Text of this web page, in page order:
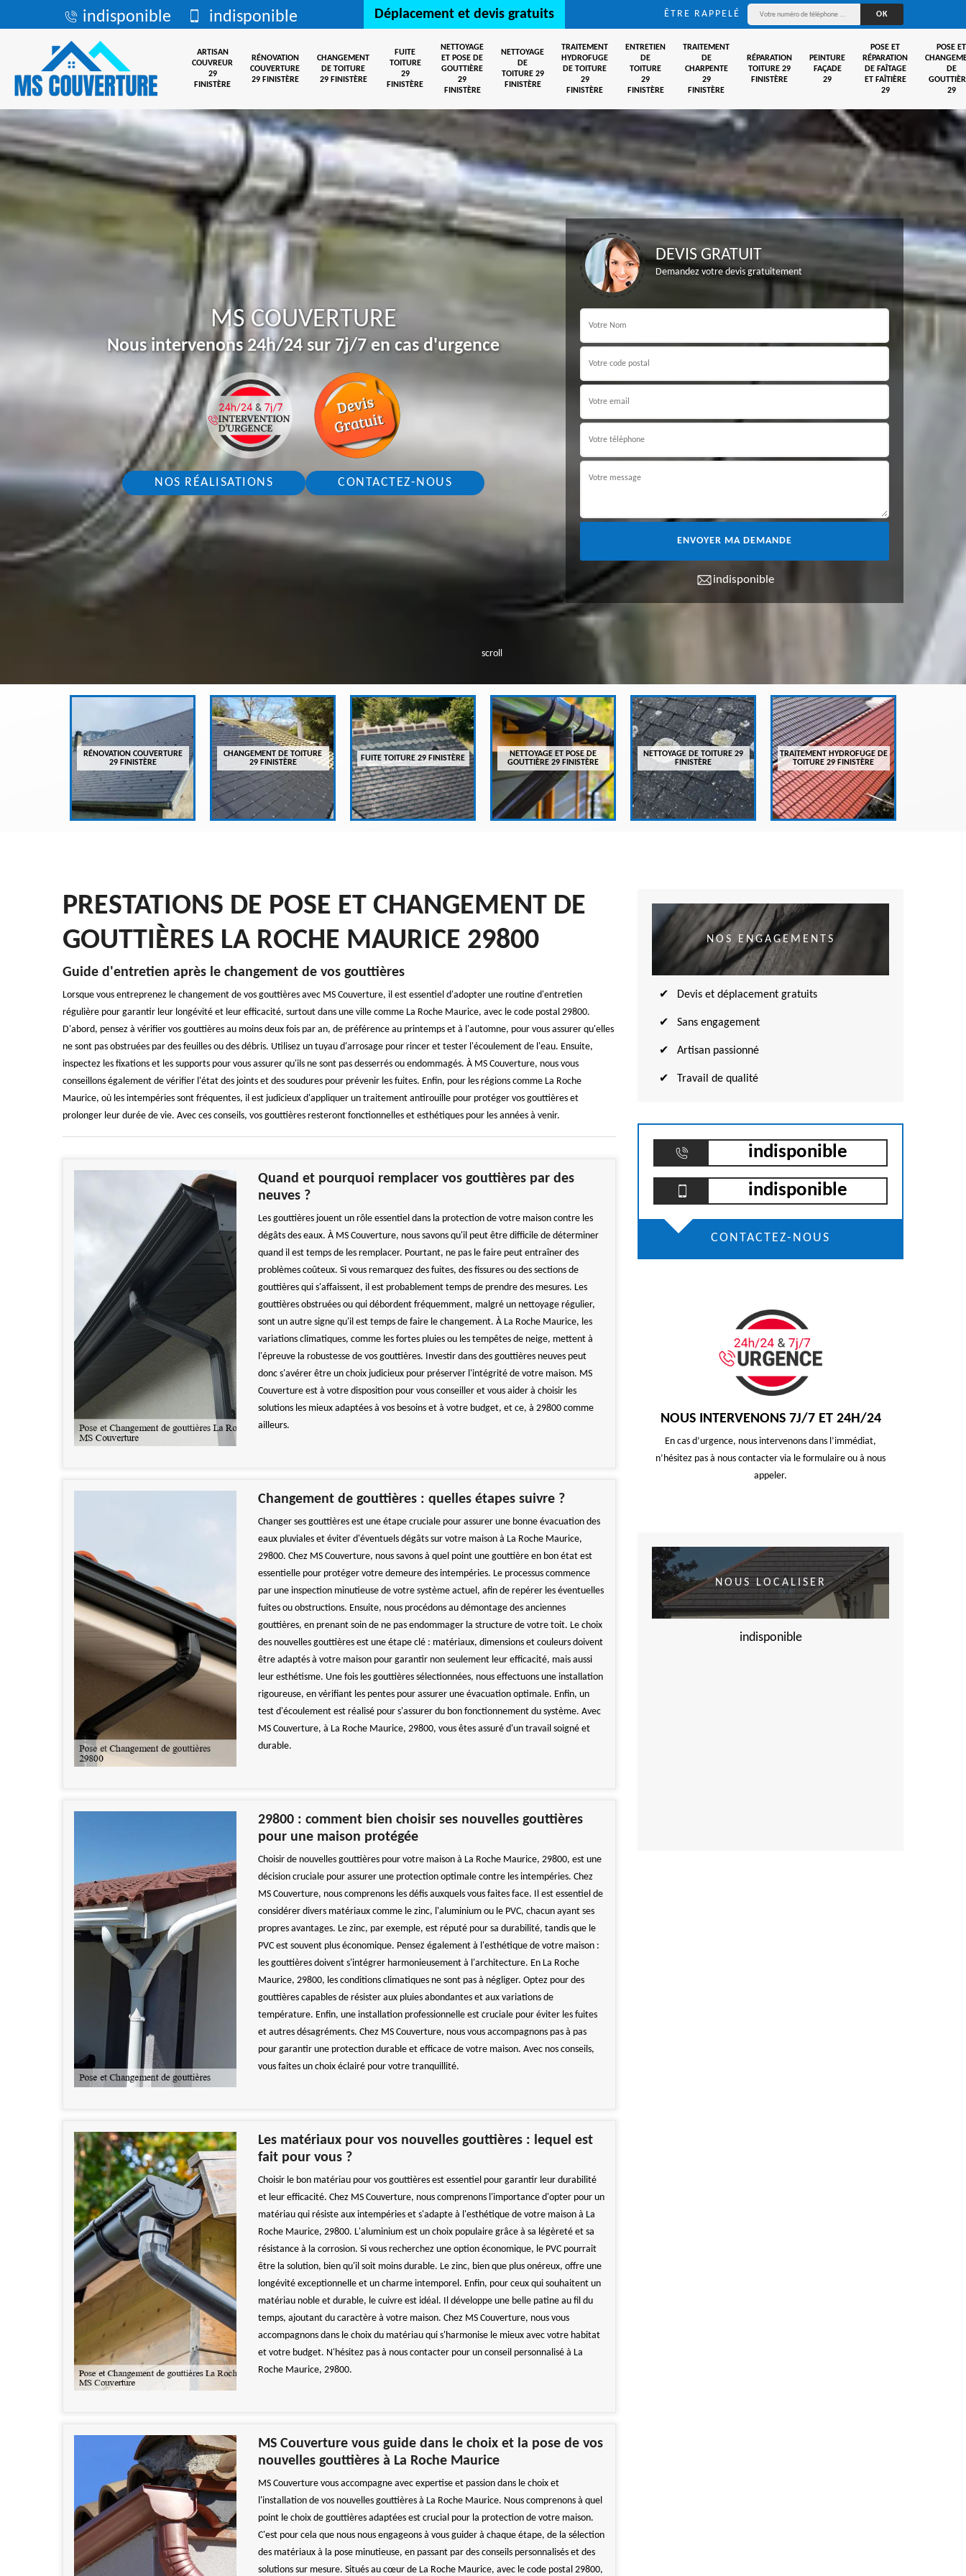
indisponible indisponible Déplacement et devis gratuits ÊTRE RAPPELÉ
ARTISAN
COUVREUR
29
FINISTÈRE
RÉNOVATION
COUVERTURE
29 FINISTÈRE
CHANGEMENT
DE TOITURE
29 FINISTÈRE
FUITE
TOITURE
29
FINISTÈRE
NETTOYAGE
ET POSE DE
GOUTTIÈRE
29
FINISTÈRE
NETTOYAGE
DE
TOITURE 29
FINISTÈRE
TRAITEMENT
HYDROFUGE
DE TOITURE
29
FINISTÈRE
ENTRETIEN
DE
TOITURE
29
FINISTÈRE
TRAITEMENT
DE
CHARPENTE
29
FINISTÈRE
RÉPARATION
TOITURE 29
FINISTÈRE
PEINTURE
FAÇADE
29
POSE ET
RÉPARATION
DE FAÎTAGE
ET FAÎTIÈRE
29
POSE ET
DE
29
scroll
MS COUVERTURE
Nous intervenons 24h/24 sur 7j/7 en cas d'urgence
NOS RÉALISATIONS CONTACTEZ-NOUS
DEVIS GRATUIT
Demandez votre devis gratuitement
indisponible
RÉNOVATION COUVERTURE
29 FINISTÈRE
CHANGEMENT DE TOITURE
29 FINISTÈRE
FUITE TOITURE 29 FINISTÈRE
NETTOYAGE ET POSE DE
GOUTTIÈRE 29 FINISTÈRE
NETTOYAGE DE TOITURE 29
FINISTÈRE
TRAITEMENT HYDROFUGE DE
TOITURE 29 FINISTÈRE
PRESTATIONS DE POSE ET CHANGEMENT DE
GOUTTIÈRES LA ROCHE MAURICE 29800
Guide d'entretien après le changement de vos gouttières
Lorsque vous entreprenez le changement de vos gouttières avec MS Couverture, il est essentiel d'adopter une routine d'entretien
régulière pour garantir leur longévité et leur efficacité, surtout dans une ville comme La Roche Maurice, avec le code postal 29800.
D'abord, pensez à vérifier vos gouttières au moins deux fois par an, de préférence au printemps et à l'automne, pour vous assurer qu'elles
ne sont pas obstruées par des feuilles ou des débris. Utilisez un tuyau d'arrosage pour rincer et tester l'écoulement de l'eau. Ensuite,
inspectez les fixations et les supports pour vous assurer qu'ils ne sont pas desserrés ou endommagés. À MS Couverture, nous vous
conseillons également de vérifier l'état des joints et des soudures pour prévenir les fuites. Enfin, pour les régions comme La Roche
Maurice, où les intempéries sont fréquentes, il est judicieux d'appliquer un traitement antirouille pour protéger vos gouttières et
prolonger leur durée de vie. Avec ces conseils, vos gouttières resteront fonctionnelles et esthétiques pour les années à venir.
Quand et pourquoi remplacer vos gouttières par des
neuves ?
Les gouttières jouent un rôle essentiel dans la protection de votre maison contre les
dégâts des eaux. À MS Couverture, nous savons qu'il peut être difficile de déterminer
quand il est temps de les remplacer. Pourtant, ne pas le faire peut entraîner des
problèmes coûteux. Si vous remarquez des fuites, des fissures ou des sections de
gouttières qui s'affaissent, il est probablement temps de prendre des mesures. Les
gouttières obstruées ou qui débordent fréquemment, malgré un nettoyage régulier,
sont un autre signe qu'il est temps de faire le changement. À La Roche Maurice, les
variations climatiques, comme les fortes pluies ou les tempêtes de neige, mettent à
l'épreuve la robustesse de vos gouttières. Investir dans des gouttières neuves peut
donc s'avérer être un choix judicieux pour préserver l'intégrité de votre maison. MS
Couverture est à votre disposition pour vous conseiller et vous aider à choisir les
solutions les mieux adaptées à vos besoins et à votre budget, et ce, à 29800 comme
ailleurs.
Changement de gouttières : quelles étapes suivre ?
Changer ses gouttières est une étape cruciale pour assurer une bonne évacuation des
eaux pluviales et éviter d'éventuels dégâts sur votre maison à La Roche Maurice,
29800. Chez MS Couverture, nous savons à quel point une gouttière en bon état est
essentielle pour protéger votre demeure des intempéries. Le processus commence
par une inspection minutieuse de votre système actuel, afin de repérer les éventuelles
fuites ou obstructions. Ensuite, nous procédons au démontage des anciennes
gouttières, en prenant soin de ne pas endommager la structure de votre toit. Le choix
des nouvelles gouttières est une étape clé : matériaux, dimensions et couleurs doivent
être adaptés à votre maison pour garantir non seulement leur efficacité, mais aussi
leur esthétisme. Une fois les gouttières sélectionnées, nous effectuons une installation
rigoureuse, en vérifiant les pentes pour assurer une évacuation optimale. Enfin, un
test d'écoulement est réalisé pour s'assurer du bon fonctionnement du système. Avec
MS Couverture, à La Roche Maurice, 29800, vous êtes assuré d'un travail soigné et
durable.
29800 : comment bien choisir ses nouvelles gouttières
pour une maison protégée
Choisir de nouvelles gouttières pour votre maison à La Roche Maurice, 29800, est une
décision cruciale pour assurer une protection optimale contre les intempéries. Chez
MS Couverture, nous comprenons les défis auxquels vous faites face. Il est essentiel de
considérer divers matériaux comme le zinc, l'aluminium ou le PVC, chacun ayant ses
propres avantages. Le zinc, par exemple, est réputé pour sa durabilité, tandis que le
PVC est souvent plus économique. Pensez également à l'esthétique de votre maison :
les gouttières doivent s'intégrer harmonieusement à l'architecture. En La Roche
Maurice, 29800, les conditions climatiques ne sont pas à négliger. Optez pour des
gouttières capables de résister aux pluies abondantes et aux variations de
température. Enfin, une installation professionnelle est cruciale pour éviter les fuites
et autres désagréments. Chez MS Couverture, nous vous accompagnons pas à pas
pour garantir une protection durable et efficace de votre maison. Avec nos conseils,
vous faites un choix éclairé pour votre tranquillité.
Les matériaux pour vos nouvelles gouttières : lequel est
fait pour vous ?
Choisir le bon matériau pour vos gouttières est essentiel pour garantir leur durabilité
et leur efficacité. Chez MS Couverture, nous comprenons l'importance d'opter pour un
matériau qui résiste aux intempéries et s'adapte à l'esthétique de votre maison à La
Roche Maurice, 29800. L'aluminium est un choix populaire grâce à sa légèreté et sa
résistance à la corrosion. Si vous recherchez une option économique, le PVC pourrait
être la solution, bien qu'il soit moins durable. Le zinc, bien que plus onéreux, offre une
longévité exceptionnelle et un charme intemporel. Enfin, pour ceux qui souhaitent un
matériau noble et durable, le cuivre est idéal. Il développe une belle patine au fil du
temps, ajoutant du caractère à votre maison. Chez MS Couverture, nous vous
accompagnons dans le choix du matériau qui s'harmonise le mieux avec votre habitat
et votre budget. N'hésitez pas à nous contacter pour un conseil personnalisé à La
Roche Maurice, 29800.
MS Couverture vous guide dans le choix et la pose de vos
nouvelles gouttières à La Roche Maurice
MS Couverture vous accompagne avec expertise et passion dans le choix et
l'installation de vos nouvelles gouttières à La Roche Maurice. Nous comprenons à quel
point le choix de gouttières adaptées est crucial pour la protection de votre maison.
C'est pour cela que nous nous engageons à vous guider à chaque étape, de la sélection
des matériaux à la pose minutieuse, en passant par des conseils personnalisés et des
solutions sur mesure. Situés au cœur de La Roche Maurice, avec le code postal 29800,
NOS ENGAGEMENTS
Devis et déplacement gratuits
Sans engagement
Artisan passionné
Travail de qualité
indisponible
indisponible
CONTACTEZ-NOUS
NOUS INTERVENONS 7J/7 ET 24H/24
En cas d’urgence, nous intervenons dans l’immédiat,
n’hésitez pas à nous contacter via le formulaire ou à nous
appeler.
NOUS LOCALISER
indisponible